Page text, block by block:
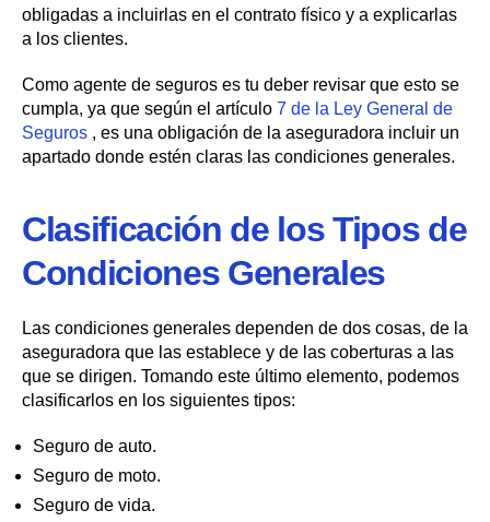
obligadas a incluirlas en el contrato físico y a explicarlas
a los clientes.
Como agente de seguros es tu deber revisar que esto se
cumpla, ya que según el artículo 7 de la Ley General de
Seguros , es una obligación de la aseguradora incluir un
apartado donde estén claras las condiciones generales.
Clasificación de los Tipos de
Condiciones Generales
Las condiciones generales dependen de dos cosas, de la
aseguradora que las establece y de las coberturas a las
que se dirigen. Tomando este último elemento, podemos
clasificarlos en los siguientes tipos:
Seguro de auto.
Seguro de moto.
Seguro de vida.